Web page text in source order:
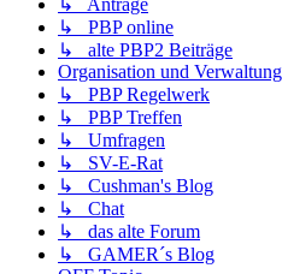
↳ PBP online
↳ alte PBP2 Beiträge
Organisation und Verwaltung
↳ PBP Regelwerk
↳ PBP Treffen
↳ Umfragen
↳ SV-E-Rat
↳ Cushman's Blog
↳ Chat
↳ das alte Forum
↳ GAMER´s Blog